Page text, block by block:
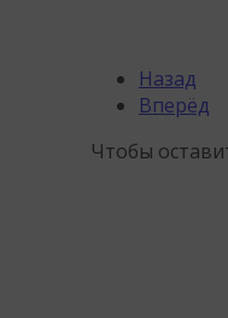
Назад
Вперёд
Чтобы